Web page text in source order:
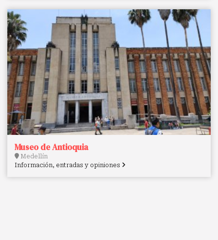
Museo de Antioquia
Medellín
Información, entradas y opiniones